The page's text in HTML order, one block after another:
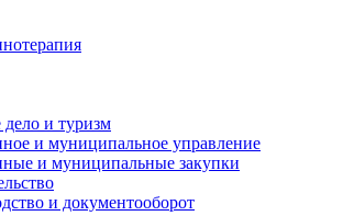
и туризм
и муниципальное управление
и муниципальные закупки
и документооборот